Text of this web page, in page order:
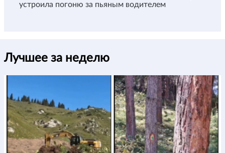
устроила погоню за пьяным водителем
Лучшее за неделю